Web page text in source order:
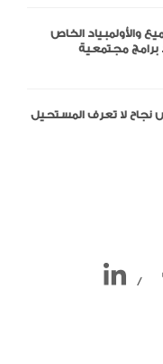
والأولمبياد الخاص
/